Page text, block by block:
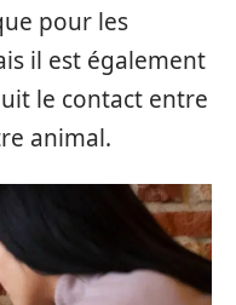
pour les
il est également
le contact entre
animal.